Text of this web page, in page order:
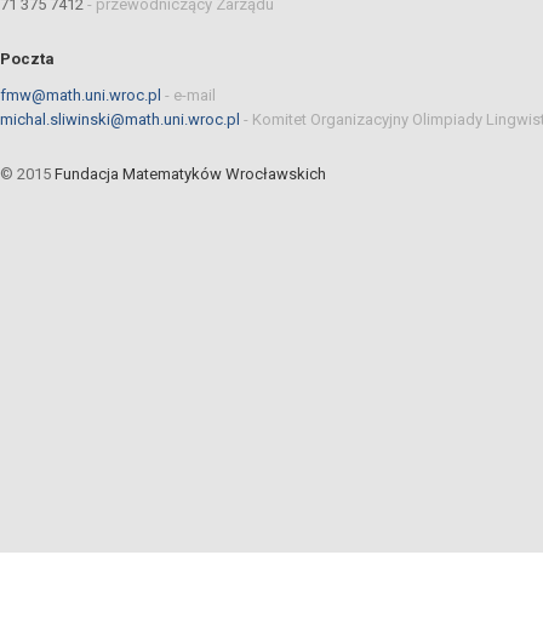
71 375 7412 - przewodniczący Zarządu
Poczta
fmw@math.uni.wroc.pl - e-mail
michal.sliwinski@math.uni.wroc.pl - Komitet Organizacyjny Olimpiady
© 2015 Fundacja Matematyków Wrocławskich